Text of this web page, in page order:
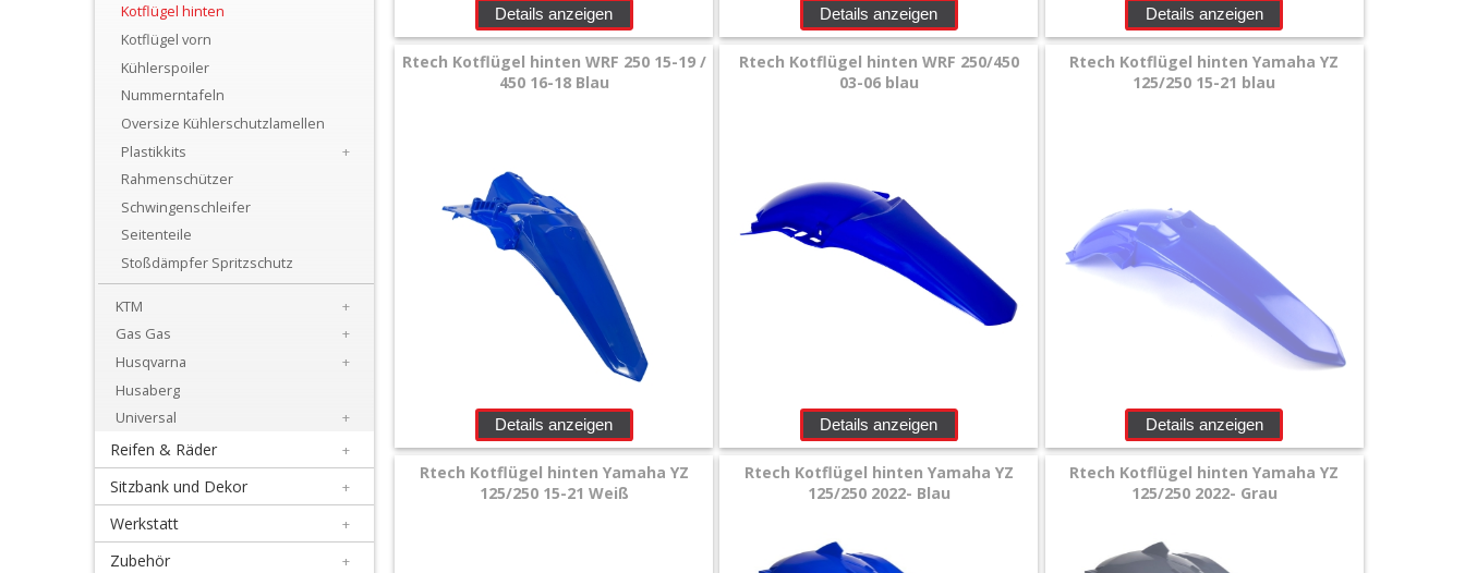
Sherco
Triumph
Honda
Kotflügel hinten
Kotflügel vorn
Kühlerspoiler
Nummerntafeln
Oversize Kühlerschutzlamellen
Plastikkits
+
Rahmenschützer
Schwingenschleifer
Seitenteile
Stoßdämpfer Spritzschutz
KTM
+
Gas Gas
+
Husqvarna
+
Husaberg
Universal
+
Reifen & Räder +
Sitzbank und Dekor +
Werkstatt +
Zubehör +
Details anzeigen Details anzeigen Details anzeigen
Rtech Kotflügel hinten WRF 250 15-19 /
450 16-18 Blau
Details anzeigen
Rtech Kotflügel hinten WRF 250/450
03-06 blau
Details anzeigen
Rtech Kotflügel hinten Yamaha YZ
125/250 15-21 blau
Details anzeigen
Rtech Kotflügel hinten Yamaha YZ
125/250 15-21 Weiß
Rtech Kotflügel hinten Yamaha YZ
125/250 2022- Blau
Rtech Kotflügel hinten Yamaha YZ
125/250 2022- Grau